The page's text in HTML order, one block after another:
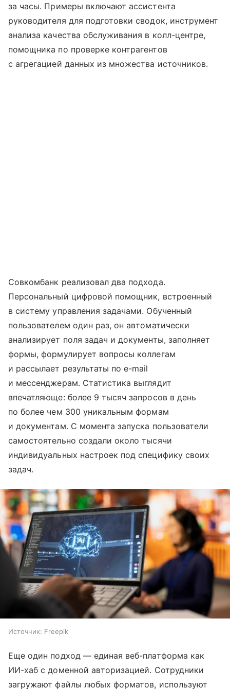
за часы. Примеры включают ассистента
руководителя для подготовки сводок, инструмент
анализа качества обслуживания в колл-центре,
помощника по проверке контрагентов
с агрегацией данных из множества источников.
Совкомбанк реализовал два подхода.
Персональный цифровой помощник, встроенный
в систему управления задачами. Обученный
пользователем один раз, он автоматически
анализирует поля задач и документы, заполняет
формы, формулирует вопросы коллегам
и рассылает результаты по e-mail
и мессенджерам. Статистика выглядит
впечатляюще: более 9 тысяч запросов в день
по более чем 300 уникальным формам
и документам. С момента запуска пользователи
самостоятельно создали около тысячи
индивидуальных настроек под специфику своих
задач.
Источник: Freepik
Еще один подход — единая веб-платформа как
ИИ-хаб с доменной авторизацией. Сотрудники
загружают файлы любых форматов, используют